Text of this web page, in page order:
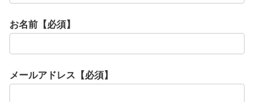
お名前【必須】
メールアドレス【必須】